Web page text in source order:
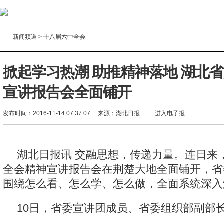
新闻频道 > 十八届六中全会
掀起学习热潮 助推精神落地 湖北
宣讲报告会全面铺开
发布时间：2016-11-14 07:37:07 来源：湖北日报 进入电子报
湖北日报讯 交融思想，传递力量。连日来
全会精神宣讲报告会在荆楚大地全面铺开，
围绕怎么看、怎么学、怎么做，全面系统深
10日，省委宣讲团成员、省委组织部副部